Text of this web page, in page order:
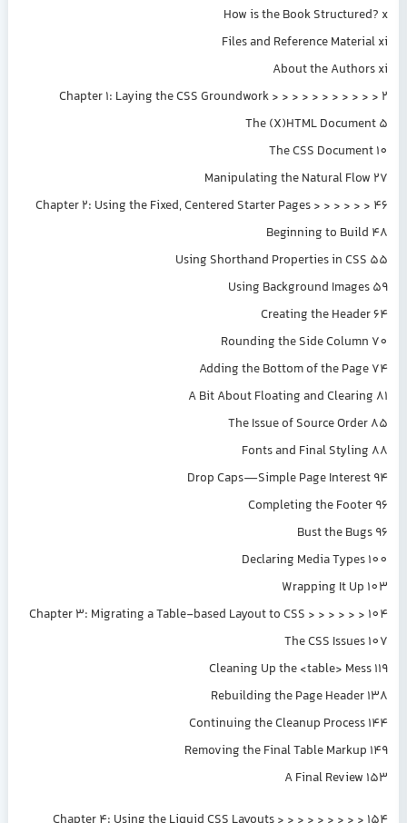
How is the Book Structured? x
Files and Reference Material xi
About the Authors xi
Chapter 1: Laying the CSS Groundwork > > > > > > > > > > > 2
The (X)HTML Document 5
The CSS Document 10
Manipulating the Natural Flow 27
Chapter 2: Using the Fixed, Centered Starter Pages > > > > > > 46
Beginning to Build 48
Using Shorthand Properties in CSS 55
Using Background Images 59
Creating the Header 64
Rounding the Side Column 70
Adding the Bottom of the Page 74
A Bit About Floating and Clearing 81
The Issue of Source Order 85
Fonts and Final Styling 88
Drop Caps—Simple Page Interest 94
Completing the Footer 96
Bust the Bugs 96
Declaring Media Types 100
Wrapping It Up 103
Chapter 3: Migrating a Table-based Layout to CSS > > > > > > 104
The CSS Issues 107
Cleaning Up the <table> Mess 119
Rebuilding the Page Header 138
Continuing the Cleanup Process 144
Removing the Final Table Markup 149
A Final Review 153